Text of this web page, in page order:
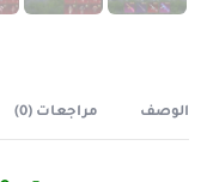
الوصف مراجعات (0)